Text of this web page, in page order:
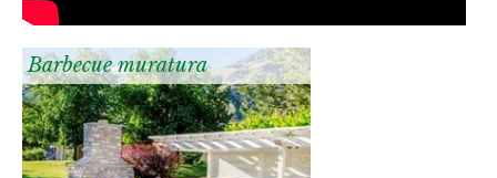
Barbecue muratura